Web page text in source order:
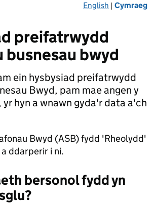
English | Cymraeg
preifatrwydd
bwyd
ein hysbysiad preifatrwydd
Bwyd, pam mae angen y
hyn a wnawn gyda'r data a'ch
Bwyd (ASB) fydd 'Rheolydd'
ddarperir i ni.
bersonol fydd yn